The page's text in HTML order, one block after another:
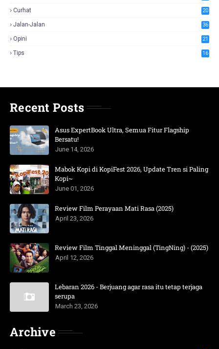
Curhat 20
Jalan-Jalan 36
Opini 21
Tips 16
Recent Posts
Asus ExpertBook Ultra, Semua Fitur Flagship
Bersatu!
June 14, 2026
Mabok Kopi di KopiFest 2026, Update Tren si Paling
Kopi~
June 01, 2026
Review Film Perayaan Mati Rasa (2025)
April 23, 2026
Review Film Tinggal Meninggal (TingNing) - (2025)
April 12, 2026
Lebaran 2026 - Berjuang agar rasa itu tetap terjaga
serupa
March 23, 2026
Archive